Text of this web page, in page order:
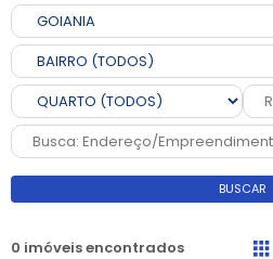
BUSCAR
0 imóveis encontrados